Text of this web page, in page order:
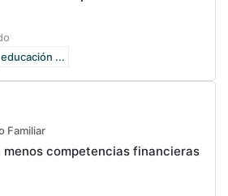
educación ...
Familiar
menos competencias financieras